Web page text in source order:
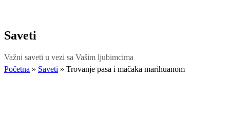
Saveti
Važni saveti u vezi sa Vašim ljubimcima
Početna » Saveti » Trovanje pasa i mačaka marihuanom